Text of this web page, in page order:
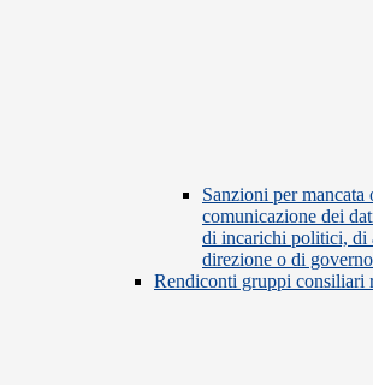
Sanzioni per mancata
comunicazione dei
di incarichi politici, di
direzione o di governo
Rendiconti gruppi consiliari